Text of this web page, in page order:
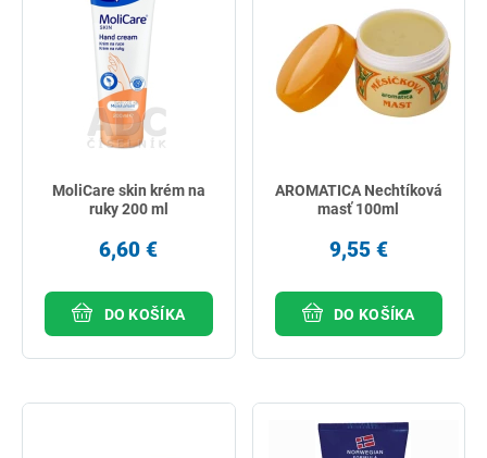
MoliCare skin krém na
ruky 200 ml
6,60 €
DO KOŠÍKA
AROMATICA Nechtíková
masť 100ml
9,55 €
DO KOŠÍKA